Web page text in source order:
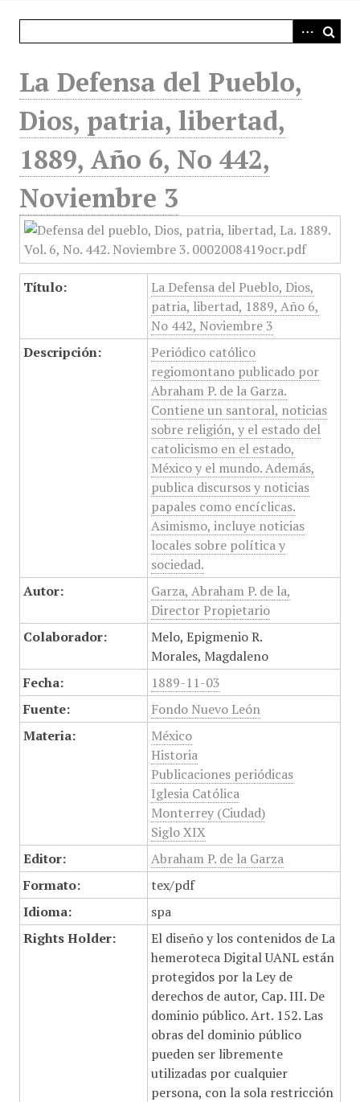
La Defensa del Pueblo,
Dios, patria, libertad,
1889, Año 6, No 442,
Noviembre 3
Título:
La Defensa del Pueblo, Dios,
patria, libertad, 1889, Año 6,
No 442, Noviembre 3
Descripción:
Periódico católico
regiomontano publicado por
Abraham P. de la Garza.
Contiene un santoral, noticias
sobre religión, y el estado del
catolicismo en el estado,
México y el mundo. Además,
publica discursos y noticias
papales como encíclicas.
Asimismo, incluye noticias
locales sobre política y
sociedad.
Autor:
Garza, Abraham P. de la,
Director Propietario
Colaborador:
Melo, Epigmenio R.
Morales, Magdaleno
Fecha:
1889-11-03
Fuente:
Fondo Nuevo León
Materia:
México
Historia
Publicaciones periódicas
Iglesia Católica
Monterrey (Ciudad)
Siglo XIX
Editor:
Abraham P. de la Garza
Formato:
tex/pdf
Idioma:
spa
Rights Holder:
El diseño y los contenidos de La
hemeroteca Digital UANL están
protegidos por la Ley de
derechos de autor, Cap. III. De
dominio público. Art. 152. Las
obras del dominio público
pueden ser libremente
utilizadas por cualquier
persona, con la sola restricción